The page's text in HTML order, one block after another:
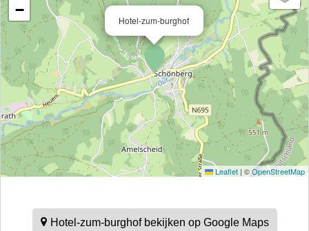
Hotel-zum-burghof
−
Leaflet | ©OpenStreetMap
Hotel-zum-burghof bekijken op Google Maps